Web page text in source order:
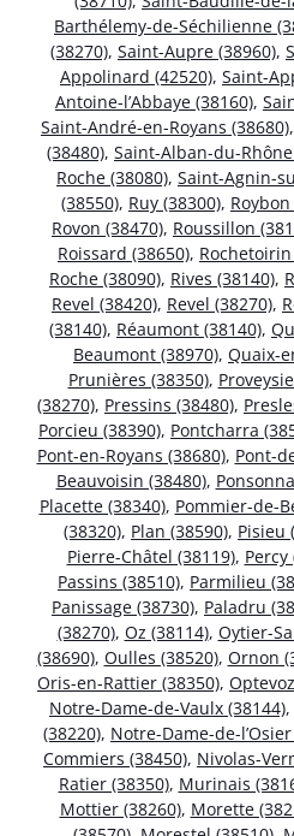
Barthélemy-de-Séchilienne
(38270), Saint-Aupre (38960),
Appolinard (42520), Saint-
Antoine-l’Abbaye (38160),
Saint-André-en-Royans (38680),
(38480), Saint-Alban-du-
Roche (38080), Saint-Agnin-
(38550), Ruy (38300),
Rovon (38470), Roussillon
Roissard (38650), Rochetoirin
Roche (38090), Rives (38140),
Revel (38420), Revel (38270),
(38140), Réaumont (38140),
Beaumont (38970), Quaix-
Prunières (38350),
(38270), Pressins (38480),
Porcieu (38390), Pontcharra
Pont-en-Royans (38680), Pont-
Beauvoisin (38480),
Placette (38340), Pommier-de-
(38320), Plan (38590), Pisieu
Pierre-Châtel (38119), Percy
Passins (38510), Parmilieu
Panissage (38730), Paladru
(38270), Oz (38114), Oytier-
(38690), Oulles (38520), Ornon
Oris-en-Rattier (38350),
Notre-Dame-de-Vaulx (38144),
(38220), Notre-Dame-de-
Commiers (38450), Nivolas-
Ratier (38350), Murinais
Mottier (38260), Morette